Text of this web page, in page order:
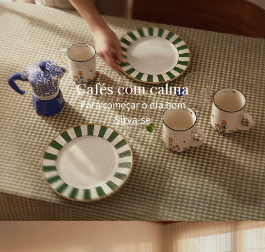
Cafés com calma
Para começar o dia bem
Sirva-se